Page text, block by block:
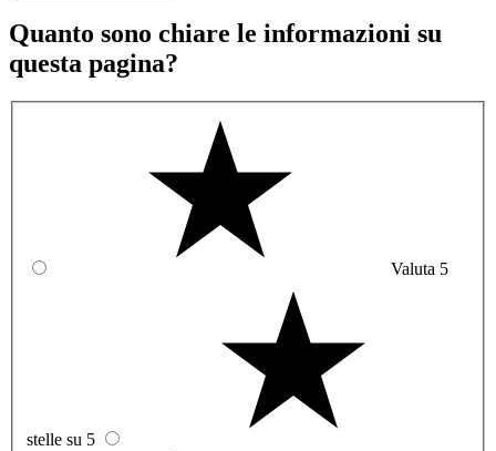
Quanto sono chiare le informazioni su
questa pagina?
Valuta 5
stelle su 5